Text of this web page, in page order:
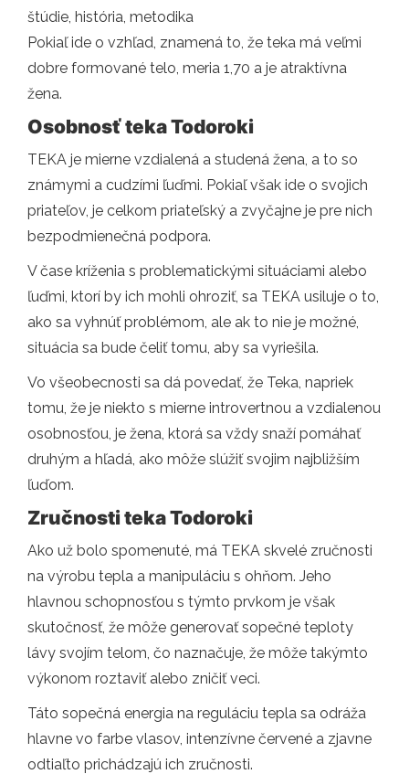
štúdie, história, metodika
Pokiaľ ide o vzhľad, znamená to, že teka má veľmi
dobre formované telo, meria 1,70 a je atraktívna
žena.
Osobnosť teka Todoroki
TEKA je mierne vzdialená a studená žena, a to so
známymi a cudzími ľuďmi. Pokiaľ však ide o svojich
priateľov, je celkom priateľský a zvyčajne je pre nich
bezpodmienečná podpora.
V čase kríženia s problematickými situáciami alebo
ľuďmi, ktorí by ich mohli ohroziť, sa TEKA usiluje o to,
ako sa vyhnúť problémom, ale ak to nie je možné,
situácia sa bude čeliť tomu, aby sa vyriešila.
Vo všeobecnosti sa dá povedať, že Teka, napriek
tomu, že je niekto s mierne introvertnou a vzdialenou
osobnosťou, je žena, ktorá sa vždy snaží pomáhať
druhým a hľadá, ako môže slúžiť svojim najbližším
ľuďom.
Zručnosti teka Todoroki
Ako už bolo spomenuté, má TEKA skvelé zručnosti
na výrobu tepla a manipuláciu s ohňom. Jeho
hlavnou schopnosťou s týmto prvkom je však
skutočnosť, že môže generovať sopečné teploty
lávy svojím telom, čo naznačuje, že môže takýmto
výkonom roztaviť alebo zničiť veci.
Táto sopečná energia na reguláciu tepla sa odráža
hlavne vo farbe vlasov, intenzívne červené a zjavne
odtiaľto prichádzajú ich zručnosti.